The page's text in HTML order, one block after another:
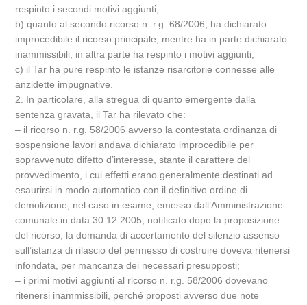
respinto i secondi motivi aggiunti;
b) quanto al secondo ricorso n. r.g. 68/2006, ha dichiarato
improcedibile il ricorso principale, mentre ha in parte dichiarato
inammissibili, in altra parte ha respinto i motivi aggiunti;
c) il Tar ha pure respinto le istanze risarcitorie connesse alle
anzidette impugnative.
2. In particolare, alla stregua di quanto emergente dalla
sentenza gravata, il Tar ha rilevato che:
– il ricorso n. r.g. 58/2006 avverso la contestata ordinanza di
sospensione lavori andava dichiarato improcedibile per
sopravvenuto difetto d’interesse, stante il carattere del
provvedimento, i cui effetti erano generalmente destinati ad
esaurirsi in modo automatico con il definitivo ordine di
demolizione, nel caso in esame, emesso dall’Amministrazione
comunale in data 30.12.2005, notificato dopo la proposizione
del ricorso; la domanda di accertamento del silenzio assenso
sull’istanza di rilascio del permesso di costruire doveva ritenersi
infondata, per mancanza dei necessari presupposti;
– i primi motivi aggiunti al ricorso n. r.g. 58/2006 dovevano
ritenersi inammissibili, perché proposti avverso due note